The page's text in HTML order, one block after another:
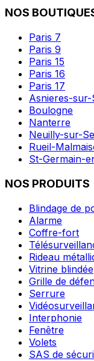
NOS
Paris 7
Paris 9
Paris 15
Paris 16
Paris 17
Asnieres-sur-
Boulogne
Nanterre
Neuilly-sur-
Rueil-
St-Germain-
NOS PRODUITS
Blindage de
Alarme
Coffre-fort
Rideau
Vitrine blindée
Grille de
Serrure
Interphonie
Fenêtre
Volets
SAS de